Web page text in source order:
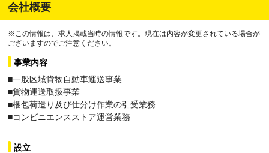
会社概要
※この情報は、求人掲載当時の情報です。現在は内容が変更されている場合が
ございますのでご注意ください。
事業内容
■一般区域貨物自動車運送事業
■貨物運送取扱事業
■梱包荷造り及び仕分け作業の引受業務
■コンビニエンスストア運営業務
設立